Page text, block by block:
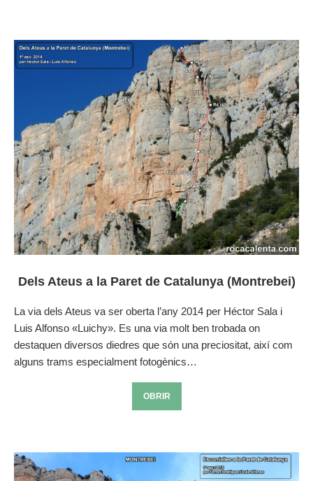
Dels Ateus a la Paret de Catalunya (Montrebei)
La via dels Ateus va ser oberta l’any 2014 per Héctor Sala i
Luis Alfonso «Luichy». Es una via molt ben trobada on
destaquen diversos diedres que són una preciositat, així com
alguns trams especialment fotogènics…
OBRIR